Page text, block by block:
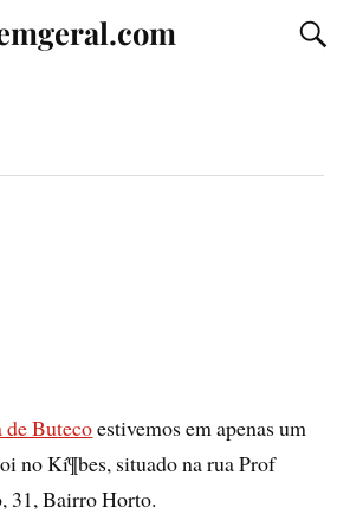
de Butecoestivemos em apenas um
no Kí¶bes, situado na rua Prof
31, Bairro Horto.